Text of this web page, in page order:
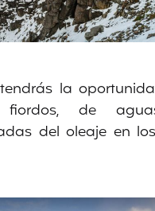
la
fiordos, de
del oleaje en